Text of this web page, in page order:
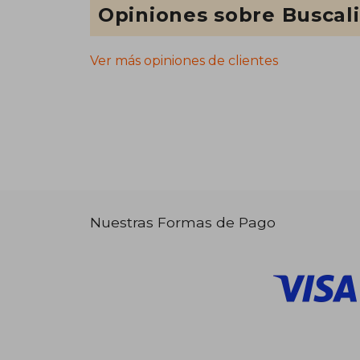
Opiniones sobre
Ver más opiniones de clientes
Nuestras Formas de Pago